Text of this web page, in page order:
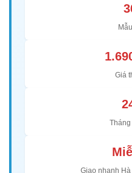
Giá
Giao nhanh